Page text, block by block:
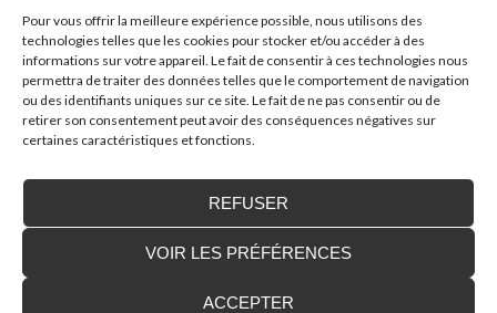
Pour vous offrir la meilleure expérience possible, nous utilisons des
technologies telles que les cookies pour stocker et/ou accéder à des
informations sur votre appareil. Le fait de consentir à ces technologies nous
permettra de traiter des données telles que le comportement de navigation
ou des identifiants uniques sur ce site. Le fait de ne pas consentir ou de
retirer son consentement peut avoir des conséquences négatives sur
certaines caractéristiques et fonctions.
ACCEPTER
REFUSER
VOIR LES PRÉFÉRENCES
Nom* Mail*
Site web